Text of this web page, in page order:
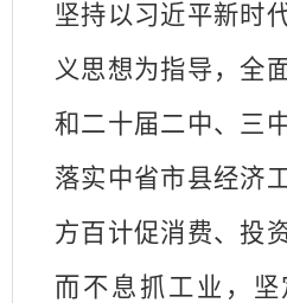
坚持以习近平新时
义思想为指导，全
和二十届二中、三
落实中省市县经济
方百计促消费、投
而不息抓工业，